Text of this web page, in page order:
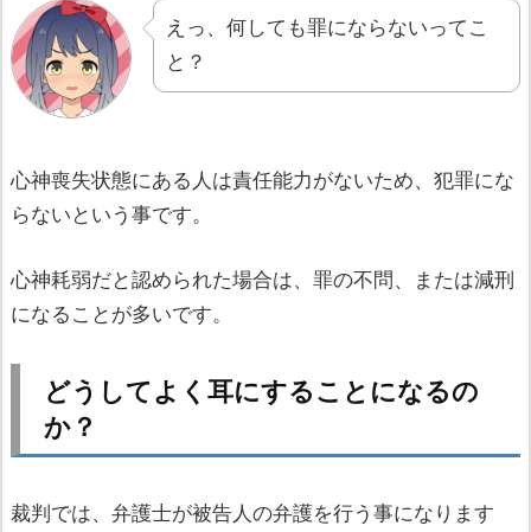
えっ、何しても罪にならないってこ
と？
心神喪失状態にある人は責任能力がないため、犯罪にな
らないという事です。
心神耗弱だと認められた場合は、罪の不問、または減刑
になることが多いです。
どうしてよく耳にすることになるの
か？
裁判では、弁護士が被告人の弁護を行う事になります